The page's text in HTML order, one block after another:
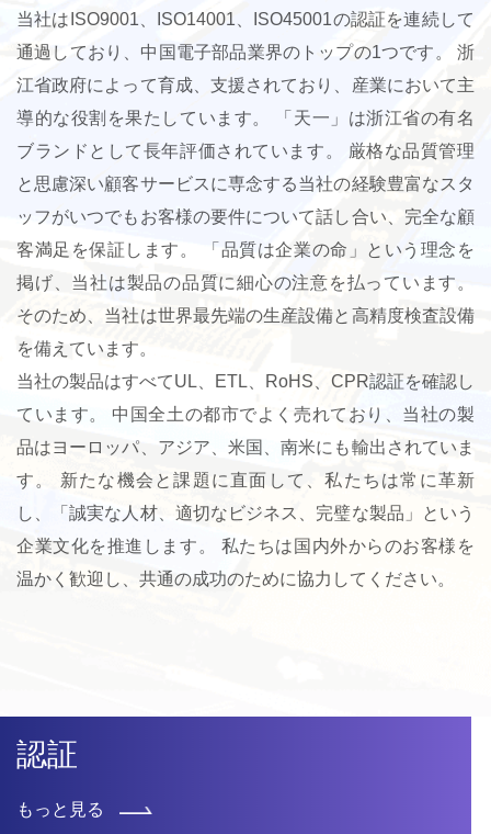
当社はISO9001、ISO14001、ISO45001の認証を連続して
通過しており、中国電子部品業界のトップの1つです。 浙
江省政府によって育成、支援されており、産業において主
導的な役割を果たしています。 「天一」は浙江省の有名
ブランドとして長年評価されています。 厳格な品質管理
と思慮深い顧客サービスに専念する当社の経験豊富なスタ
ッフがいつでもお客様の要件について話し合い、完全な顧
客満足を保証します。 「品質は企業の命」という理念を
掲げ、当社は製品の品質に細心の注意を払っています。
そのため、当社は世界最先端の生産設備と高精度検査設備
を備えています。
当社の製品はすべてUL、ETL、RoHS、CPR認証を確認し
ています。 中国全土の都市でよく売れており、当社の製
品はヨーロッパ、アジア、米国、南米にも輸出されていま
す。 新たな機会と課題に直面して、私たちは常に革新
し、「誠実な人材、適切なビジネス、完璧な製品」という
企業文化を推進します。 私たちは国内外からのお客様を
温かく歓迎し、共通の成功のために協力してください。
認証
もっと見る